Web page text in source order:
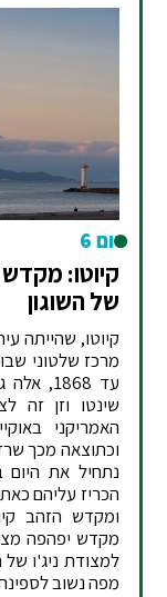
יום 6
קיוטו: מקדש
של השוגון
עד
שינטו וזן זה
האמריקני
וכתוצאה מכך
נתחיל את היום
הכריז עליהם
ומקדש הזהב
מקדש יפהפה
למצודת ניג'ו של
מפה נשוב